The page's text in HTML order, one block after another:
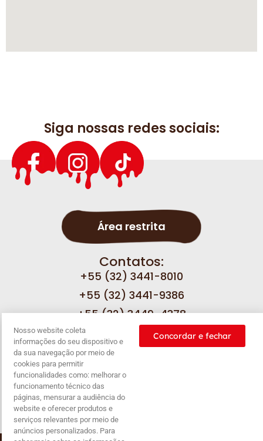
Siga nossas redes sociais:
Área restrita
Contatos:
+55 (32) 3441-8010
+55 (32) 3441-9386
+55 (32) 3449-4378
Fale com a gente
Nossas
promoções
Política de
privacidade
Nosso website coleta
informações do seu dispositivo e
da sua navegação por meio de
cookies para permitir
funcionalidades como: melhorar o
funcionamento técnico das
páginas, mensurar a audiência do
website e oferecer produtos e
serviços relevantes por meio de
anúncios personalizados. Para
Concordar e fechar